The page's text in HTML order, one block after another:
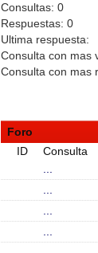
Consultas: 0
Respuestas: 0
Ultima respuesta:
Consulta con mas
Consulta con mas
Foro
ID
Consulta